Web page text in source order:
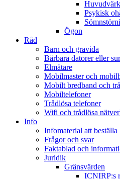
Huvudvärk
Psykisk
Ögon
Råd
Barn och gravida
Bärbara datorer eller
Elmätare
Mobilmaster och
Mobilt bredband och
Mobiltelefoner
Trådlösa telefoner
Wifi och trådlösa
Info
Infomaterial att beställa
Frågor och svar
Faktablad och
Juridik
Gränsvärden
ICNIRP:s